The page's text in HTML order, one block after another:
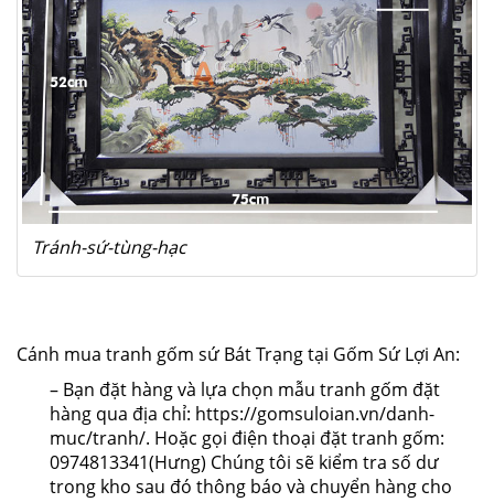
Tránh-sứ-tùng-hạc
Cánh mua tranh gốm sứ Bát Trạng tại Gốm Sứ Lợi An:
– Bạn đặt hàng và lựa chọn mẫu tranh gốm đặt
hàng qua địa chỉ: https://gomsuloian.vn/danh-
muc/tranh/. Hoặc gọi điện thoại đặt tranh gốm:
0974813341(Hưng) Chúng tôi sẽ kiểm tra số dư
trong kho sau đó thông báo và chuyển hàng cho